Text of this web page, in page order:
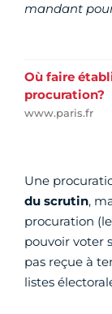
mandant
Où faire
procuration?
www.paris.fr
Une
du scrutin,
procuration
pouvoir voter
pas reçue à
listes